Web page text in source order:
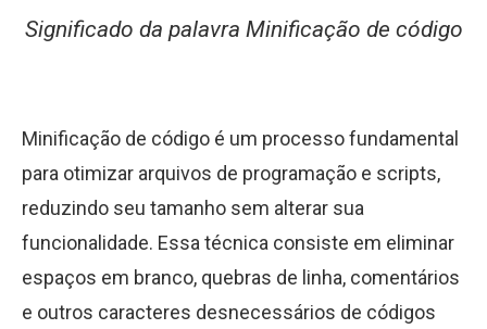
Significado da palavra Minificação de código
Minificação de código é um processo fundamental
para otimizar arquivos de programação e scripts,
reduzindo seu tamanho sem alterar sua
funcionalidade. Essa técnica consiste em eliminar
espaços em branco, quebras de linha, comentários
e outros caracteres desnecessários de códigos